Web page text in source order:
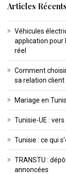
Articles Récents
Véhicules
application pour
réel
Comment
sa relation client
Mariage en
Tunisie-UE :
Tunisie : ce qui
TRANSTU :
annoncées